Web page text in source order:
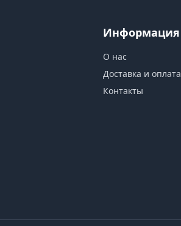
Информация
О нас
Доставка и оплата
Контакты